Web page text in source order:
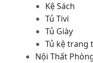
Kệ Sách
Tủ Tivi
Tủ Giày
Tủ kệ trang
Nội Thất